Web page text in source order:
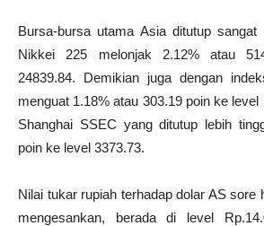
Bursa-bursa utama Asia ditutup sangat
Nikkei 225 melonjak 2.12% atau
24839.84. Demikian juga dengan
menguat 1.18% atau 303.19 poin ke
Shanghai SSEC yang ditutup lebih
poin ke level 3373.73.
Nilai tukar rupiah terhadap dolar AS sore
mengesankan, berada di level